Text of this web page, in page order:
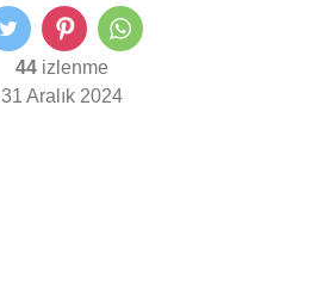
44 izlenme
31 Aralık 2024